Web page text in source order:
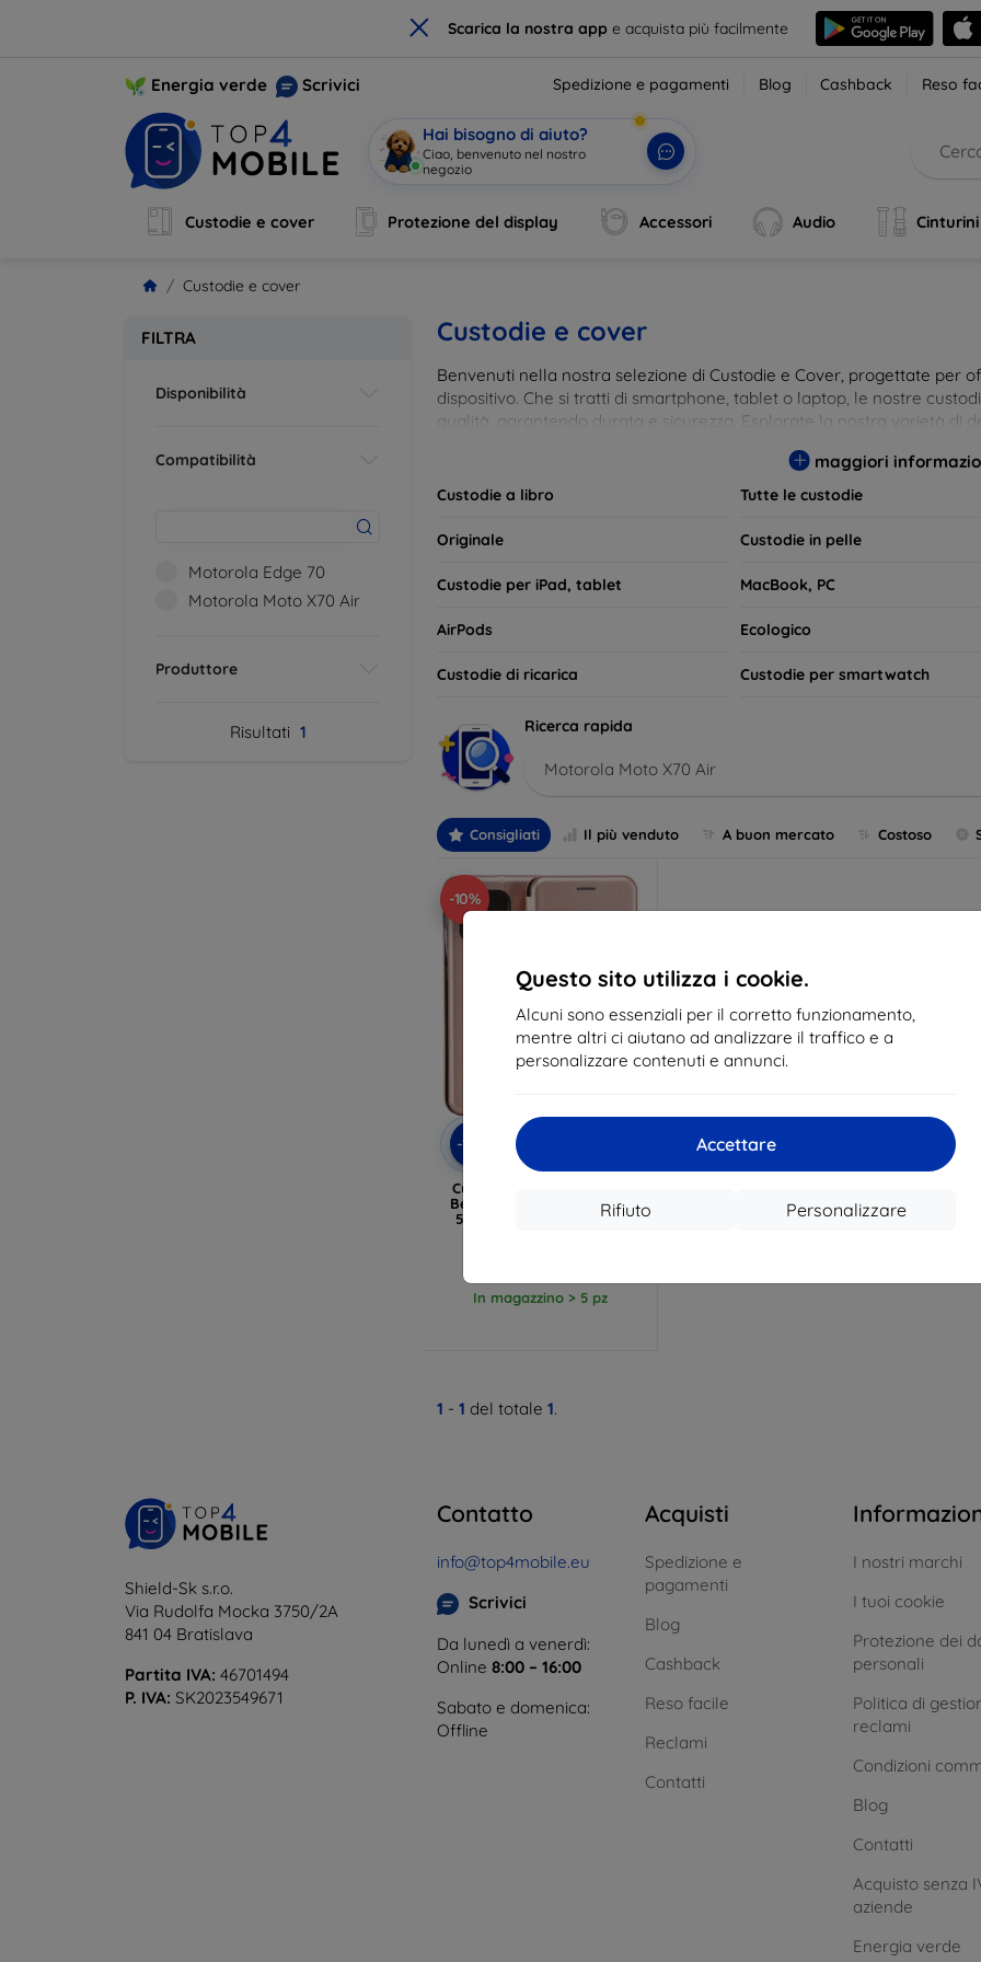
× Scarica la nostra appe acquista più facilmente
Questo sito utilizza i cookie.
Alcuni sono essenziali per il corretto funzionamento,
mentre altri ci aiutano ad analizzare il traffico e a
personalizzare contenuti e annunci.
Accettare
Personalizzare
Rifiuto
Energia verde Scrivici Spedizione e pagamenti Blog Cashback Reso
Hai bisogno di aiuto?
Ciao, benvenuto nel nostro
negozio
Custodie e cover Protezione del display Accessori Audio Cinturini
Custodie e cover
FILTRA
Disponibilità
Compatibilità
Motorola Edge 70
Motorola Moto X70 Air
Produttore
Risultati 1
Custodie e cover
Benvenuti nella nostra selezione di Custodie e Cover, progettate per
dispositivo. Che si tratti di smartphone, tablet o laptop, le nostre
qualità, garantendo durata e sicurezza. Esplorate la nostra varietà di
maggiori
Custodie a libro Tutte le custodie
Originale Custodie in pelle
Custodie per iPad, tablet MacBook, PC
AirPods Ecologico
Custodie di ricarica Custodie per smartwatch
Ricerca rapida
Motorola Moto X70 Air
Consigliati Il più venduto A buon mercato Costoso
-10%
-10%
Codice
sconto
Custodia Book magnetica
Beline per MOTO EDGE 70
5G / X70 air 5G rosa oro
In magazzino > 5 pz
1 - 1 del totale 1.
Shield-Sk s.r.o.
Via Rudolfa Mocka 3750/2A
841 04 Bratislava
Partita IVA: 46701494
P. IVA: SK2023549671
Contatto
info@top4mobile.eu
Scrivici
Da lunedì a venerdì:
Online 8:00 – 16:00
Sabato e domenica:
Offline
Acquisti
Spedizione e
pagamenti
Blog
Cashback
Reso facile
Reclami
Contatti
I nostri marchi
I tuoi cookie
Protezione dei
personali
Politica di
reclami
Condizioni
Blog
Contatti
Acquisto senza
aziende
Energia verde